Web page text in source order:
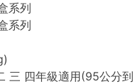
系列
系列
三 四年級適用(95公分到